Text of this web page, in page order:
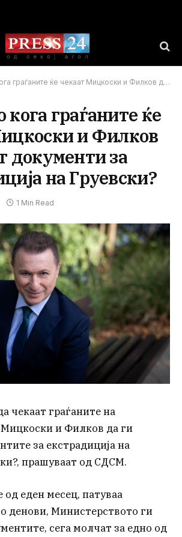
ќе чекаат Мицкоски и Филков да пратат документи за екстрадиција на Груевски?
граѓаните ќе
и Филков
документи за
на Груевски?
1 Min Read
чекаат граѓаните на
Мицкоски и Филков да ги
за екстрадиција на
прашуваат од СДСМ.
еден месец, патуваа
денови, Министерството ги
сега молчат за едно од